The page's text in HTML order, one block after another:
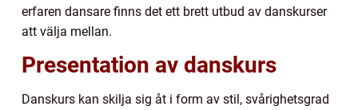
erfaren dansare finns det ett brett utbud av danskurser
att välja mellan.
Presentation av danskurs
Danskurs kan skilja sig åt i form av stil, svårighetsgrad